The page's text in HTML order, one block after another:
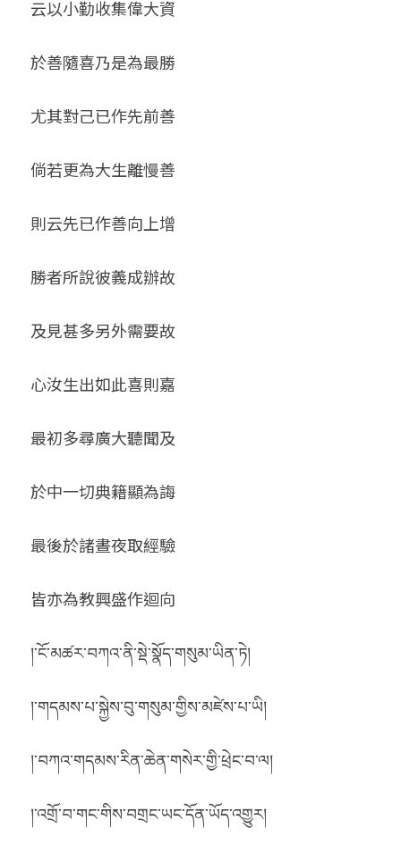
云以小勤收集偉大資
於善隨喜乃是為最勝
尤其對己已作先前善
倘若更為大生離慢善
則云先已作善向上增
勝者所說彼義成辦故
及見甚多另外需要故
心汝生出如此喜則嘉
最初多尋廣大聽聞及
於中一切典籍顯為誨
最後於諸晝夜取經驗
皆亦為教興盛作迴向
།་ངོ་མཚར་བཀའ་ནི་སྡེ་སྣོད་གསུམ་ཡིན་ཏེ།
།་གདམས་པ་སྐྱེས་བུ་གསུམ་གྱིས་མཛེས་པ་ཡི།
།་བཀའ་གདམས་རིན་ཆེན་གསེར་གྱི་ཕྲེང་བ་ལ།
།་འགྲོ་བ་གང་གིས་བགྲང་ཡང་དོན་ཡོད་འགྱུར།